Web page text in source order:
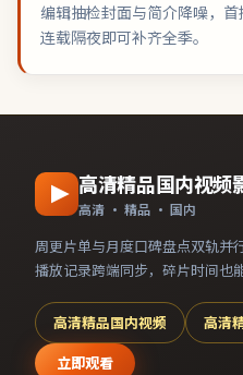
编辑抽检封面与简介降噪，首
连载隔夜即可补齐全季。
高清精品国内视频
高清 · 精品 · 国内
周更片单与月度口碑盘点双轨并行
播放记录跨端同步，碎片时间也
高清精品国内视频 高清
立即观看